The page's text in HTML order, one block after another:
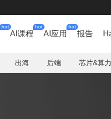
hot
AI课程
hot
AI应用
hot
报告
出海 后端 芯片&算力